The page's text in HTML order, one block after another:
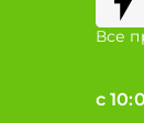
Все
с